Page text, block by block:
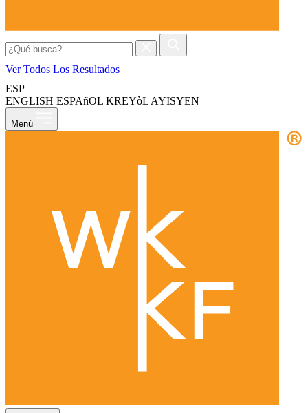
Ver Todos Los Resultados
ESP
ENGLISH ESPAñOL KREYòL AYISYEN
Menú